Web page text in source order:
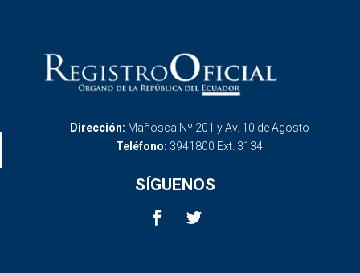
Dirección: Mañosca Nº 201 y Av. 10 de Agosto
Teléfono: 3941800 Ext. 3134
SÍGUENOS